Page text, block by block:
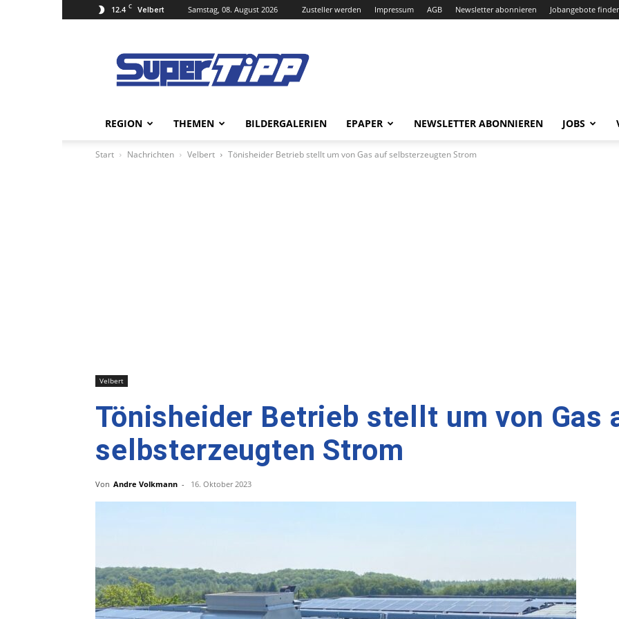
12.4 C Velbert Samstag, 08. August 2026 Zusteller werden Impressum AGB Newsletter abonnieren Jobangebote
Tipp
Online
REGION THEMEN BILDERGALERIEN EPAPER NEWSLETTER ABONNIEREN JOBS
Start Nachrichten Velbert Tönisheider Betrieb stellt um von Gas auf selbsterzeugten Strom
Velbert
Tönisheider Betrieb stellt um von Gas
selbsterzeugten Strom
Von Andre Volkmann - 16. Oktober 2023